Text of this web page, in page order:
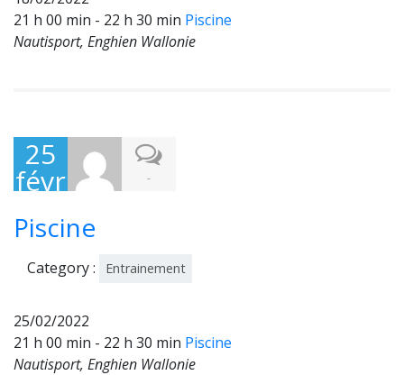
21 h 00 min - 22 h 30 min Piscine
Nautisport, Enghien Wallonie
25
févr
202
2
-
Piscine
Category : Entrainement
25/02/2022
21 h 00 min - 22 h 30 min Piscine
Nautisport, Enghien Wallonie